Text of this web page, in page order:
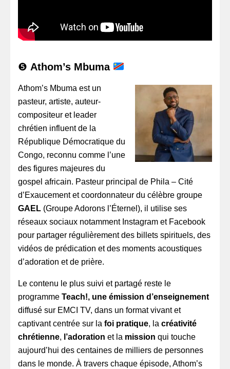
❺ Athom’s Mbuma
Athom’s Mbuma est un
pasteur, artiste, auteur-
compositeur et leader
chrétien influent de la
République Démocratique du
Congo, reconnu comme l’une
des figures majeures du
gospel africain. Pasteur principal de Phila – Cité
d’Exaucement et coordonnateur du célèbre groupe
GAEL (Groupe Adorons l’Éternel), il utilise ses
réseaux sociaux notamment Instagram et Facebook
pour partager régulièrement des billets spirituels, des
vidéos de prédication et des moments acoustiques
d’adoration et de prière.
Le contenu le plus suivi et partagé reste le
programme Teach!, une émission d’enseignement
diffusé sur EMCI TV, dans un format vivant et
captivant centrée sur la foi pratique, la créativité
chrétienne, l’adoration et la mission qui touche
aujourd’hui des centaines de milliers de personnes
dans le monde. À travers chaque épisode, Athom’s